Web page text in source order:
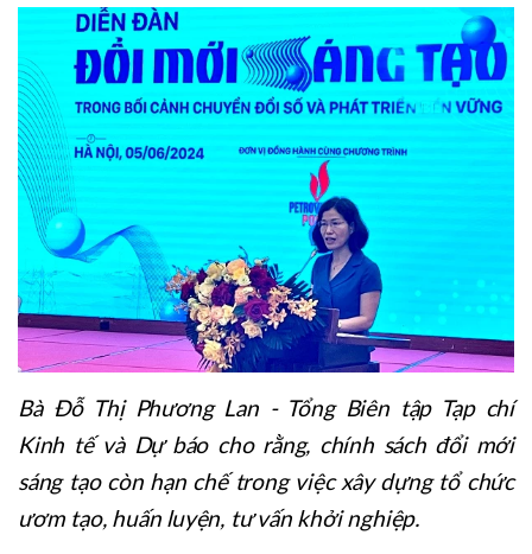
Bà Đỗ Thị Phương Lan - Tổng Biên tập Tạp chí
Kinh tế và Dự báo cho rằng, chính sách đổi mới
sáng tạo còn hạn chế trong việc xây dựng tổ chức
ươm tạo, huấn luyện, tư vấn khởi nghiệp.